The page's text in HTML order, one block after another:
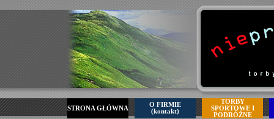
STRONA GŁÓWNA
O FIRMIE
(kontakt)
TORBY
SPORTOWE I
PODRÓŻNE